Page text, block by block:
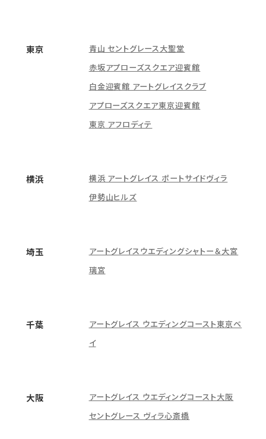
東京
青山 セントグレース大聖堂
赤坂アプローズスクエア迎賓館
白金迎賓館 アートグレイスクラブ
アプローズスクエア東京迎賓館
東京 アフロディテ
横浜
横浜 アートグレイス ポートサイドヴィラ
伊勢山ヒルズ
埼玉
アートグレイスウエディングシャトー＆大宮
璃宮
千葉
アートグレイス ウエディングコースト東京ベ
イ
大阪
アートグレイス ウエディングコースト大阪
セントグレース ヴィラ心斎橋